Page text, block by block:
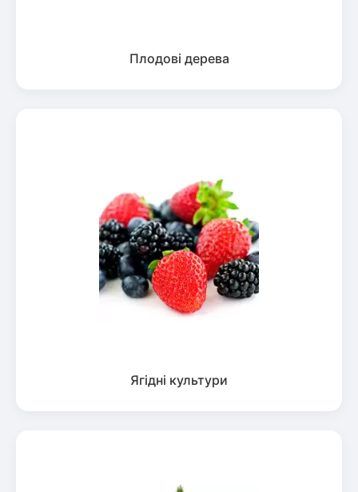
Плодові дерева
Ягідні культури